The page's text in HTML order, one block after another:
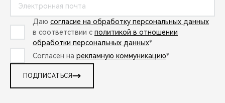
Даю согласие на обработку персональных данных
в соответствии с политикой в отношении
обработки персональных данных*
Согласен на рекламную коммуникацию*
ПОДПИСАТЬСЯ